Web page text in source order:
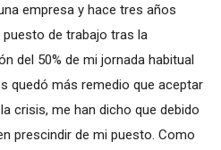
empresa y hace tres años
de trabajo tras la
del 50% de mi jornada habitual
quedó más remedio que aceptar
crisis, me han dicho que debido
prescindir de mi puesto. Como